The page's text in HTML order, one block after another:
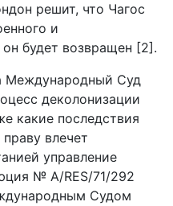
решит, что Чагос
и
он будет возвращен [2].
Международный Суд
деколонизации
какие последствия
влечет
управление
№ A/RES/71/292
Судом